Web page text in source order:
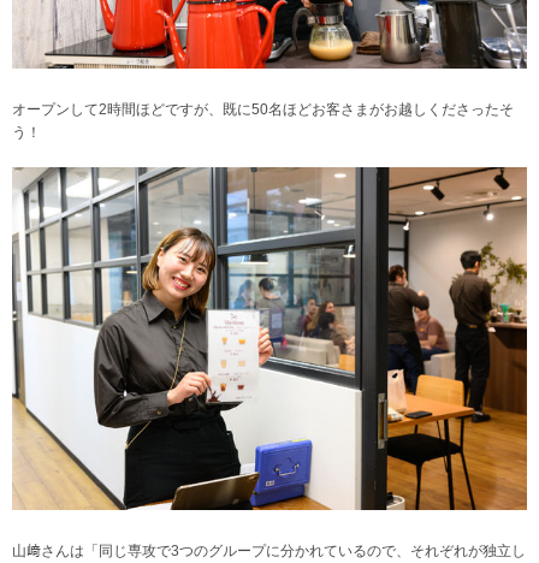
オープンして2時間ほどですが、既に50名ほどお客さまがお越しくださったそ
う！
山﨑さんは「同じ専攻で3つのグループに分かれているので、それぞれが独立し